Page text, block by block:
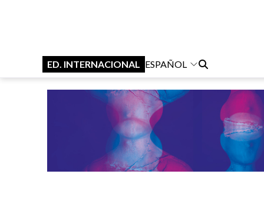
ED. INTERNACIONAL ESPAÑOL